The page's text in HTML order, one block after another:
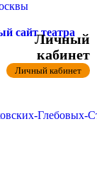
сайт театра
Личный
кабинет
Личный кабинет